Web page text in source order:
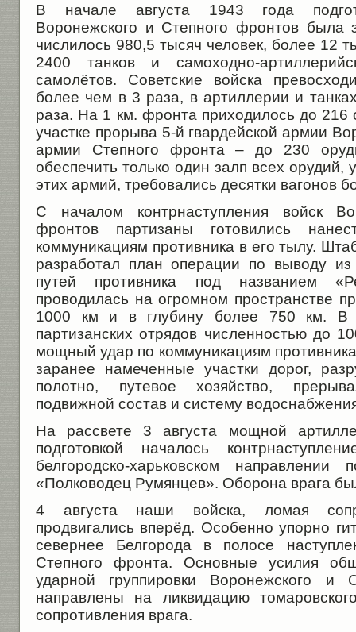
В начале августа 1943 года
Воронежского и Степного фронтов была
числилось 980,5 тысяч человек, более 12
2400 танков и самоходно-
самолётов. Советские войска
более чем в 3 раза, в артиллерии и
раза. На 1 км. фронта приходилось до 216
участке прорыва 5-й гвардейской армии
армии Степного фронта – до 230
обеспечить только один залп всех
этих армий, требовались десятки вагонов
С началом контрнаступления войск
фронтов партизаны готовились
коммуникациям противника в его тылу.
разработал план операции по выводу
путей противника под названием
проводилась на огромном пространстве
1000 км и в глубину более 750 км. В
партизанских отрядов численностью до
мощный удар по коммуникациям
заранее намеченные участки дорог,
полотно, путевое хозяйство,
подвижной состав и систему
На рассвете 3 августа мощной
подготовкой началось
белгородско-харьковском
«Полководец Румянцев». Оборона врага
4 августа наши войска, ломая
продвигались вперёд. Особенно упорно
севернее Белгорода в полосе
Степного фронта. Основные усилия
ударной группировки Воронежского и
направлены на ликвидацию
сопротивления врага.